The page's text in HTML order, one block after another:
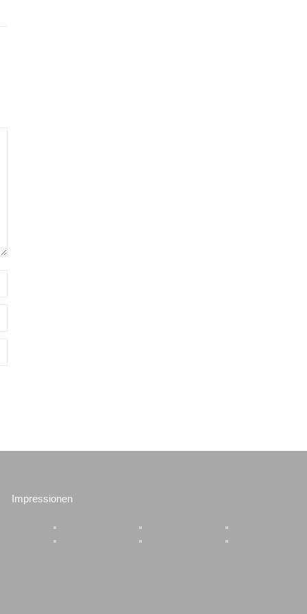
Impressionen